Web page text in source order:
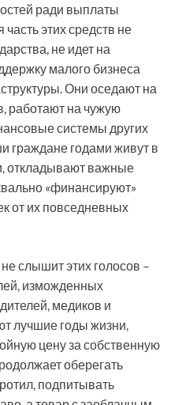
ради выплаты
этих средств не
не идет на
малого бизнеса
Они оседают на
работают на чужую
системы других
граждане годами живут в
откладывают важные
«финансируют»
от их повседневных
слышит этих голосов –
изможденных
медиков и
лучшие годы жизни,
цену за собственную
оберегать
подпитывать